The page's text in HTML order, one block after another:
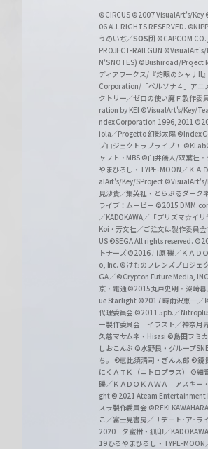
c
h
w
a
r
z
©CIRCUS ©2007 VisualArt's/Key
06 ALL RIGHTS RESERVED.
うのいぢ／SOS団 ©CAPCOM
PROJECT-RAILGUN ©VisualArt's/
N'S NOTES) ©Bushiroad/Project
ディアワークス/『灼眼のシャナII
Corporation/「ペルソナ４」アニ
クトリー／ゼロの使い魔Ｆ製作委
ration by KEI ©VisualArt's/Key/
ndex Corporation 1996,2011
iola／Progetto 幻影太陽 ©Index
プロジェクトラブライブ！
ャフト・MBS ©臼井儀人/双葉社・
やまひろし・TYPE-MOON／ＫＡ
alArt's/Key/SProject ©VisualArt's/
見沙貴／集英社・とらぶるダーク
ライブ！ムービー ©2015
／KADOKAWA／「プリズマ☆イ
Koi・芳文社／ご注文は製作委員会
US ©SEGA All rights reserved.
トナーズ©2016 川原 礫／ＫＡＤ
o, Inc. ©けものフレンズプロジェ
GA／ ©Crypton Future Media,
京・電通 ©2015丸戸史明・深崎暮
ue Starlight ©2017 時雨沢恵一／
代理委員会 ©2011 5pb.／
ー製作委員会 イラスト／神奈月
久慈マサムネ・Hisasi ©島田フミ
しおこんぶ ©水野良・グループ
ち。
©恵比須清司・ぎん太郎 ©鏡
にくＡＴＫ（ニトロプラス） ©細
礫／ＫＡＤＯＫＡＷＡ アスキー
ght © 2021 Ateam Entertainment
スラ製作委員会 ©REKI
こ／富士見書房／「デート･ア･ラ
2020 夕蜜柑・狐印／
19 ひろやまひろし・TYPE-